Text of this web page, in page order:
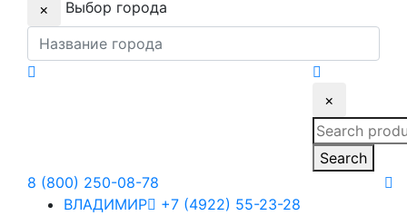
× Выбор города
×
Search
for:
Search
8 (800) 250-08-78
ВЛАДИМИР
+7 (4922) 55-23-28